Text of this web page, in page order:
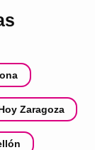
Zaragoza